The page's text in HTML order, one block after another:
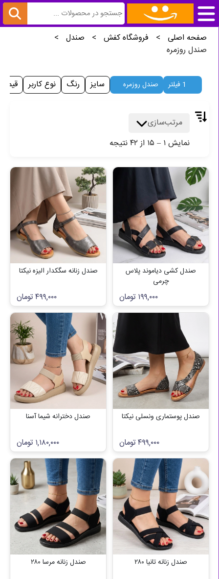
صفحه اصلی > فروشگاه کفش > صندل >
صندل روزمره
1 فیلتر صندل روزمره سایز رنگ نوع کاربر قیمت
مرتب‌سازی
نمایش ۱ – ۱۵ از۴۲نتیجه
صندل کشی دیاموند پلاس
چرمی
۱۹۹,۰۰۰ تومان
صندل زنانه سگکدار الیزه نیکتا
۴۹۹,۰۰۰تومان
صندل پوستماری ونسلی نیکتا
۴۹۹,۰۰۰تومان
صندل دخترانه شیما آسنا
۱,۱۸۰,۰۰۰ تومان
صندل زنانه تانیا ۲۸۰ صندل زنانه مرسا ۲۸۰